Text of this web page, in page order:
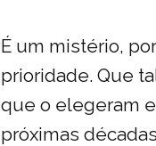
É um mistério,
prioridade. Que
que o elegeram
próximas